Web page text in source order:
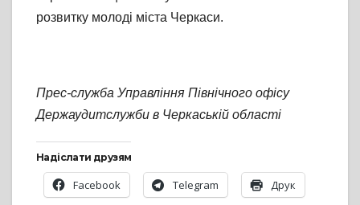
розвитку молоді міста Черкаси.
Прес-служба Управління Північного офісу
Держаудитслужби в Черкаській області
Надіслати друзям
Facebook Telegram Друк